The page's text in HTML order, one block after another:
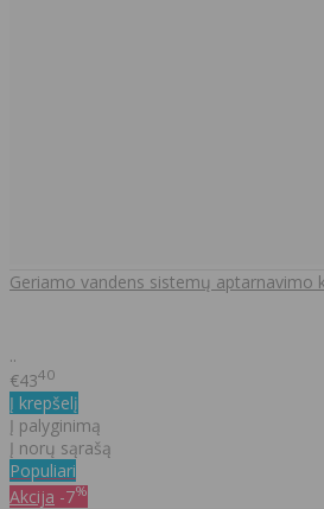
Geriamo vandens sistemų aptarnavimo
..
€4340
Į krepšelį
Į palyginimą
Į norų sąrašą
Populiari
Akcija -7%